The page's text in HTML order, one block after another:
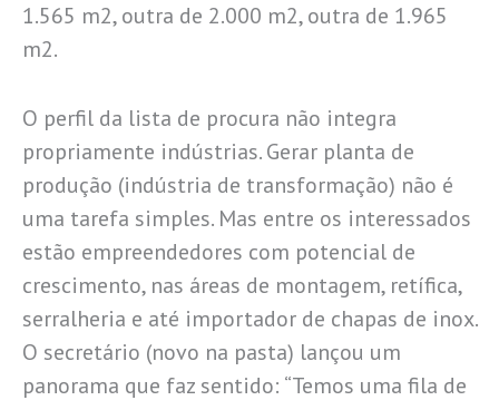
1.565 m2, outra de 2.000 m2, outra de 1.965
m2.
O perfil da lista de procura não integra
propriamente indústrias. Gerar planta de
produção (indústria de transformação) não é
uma tarefa simples. Mas entre os interessados
estão empreendedores com potencial de
crescimento, nas áreas de montagem, retífica,
serralheria e até importador de chapas de inox.
O secretário (novo na pasta) lançou um
panorama que faz sentido: “Temos uma fila de